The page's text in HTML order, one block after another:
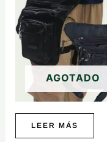
AGOTADO
LEER MÁS